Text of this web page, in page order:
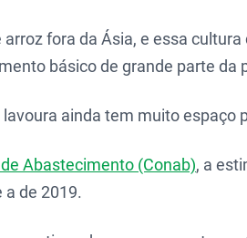
fora da Ásia, e essa
básico de grande parte da
ainda tem muito espaço
Abastecimento (Conab), a
de 2019.